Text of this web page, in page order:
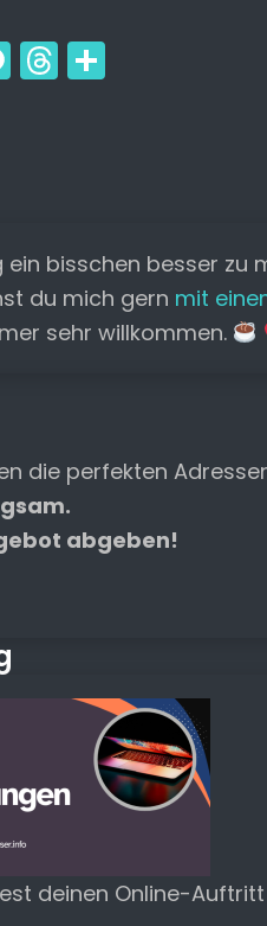
M
e
n
g
er
T
hr
s
bisschen besser zu
du mich gern mit
sehr willkommen.
die perfekten
abgeben!
deinen Online-